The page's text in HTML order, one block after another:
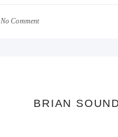
No Comment
BRIAN